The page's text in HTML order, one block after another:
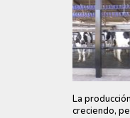
La
creciendo,